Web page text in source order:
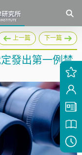
上一篇 下一篇
發出第一例禁